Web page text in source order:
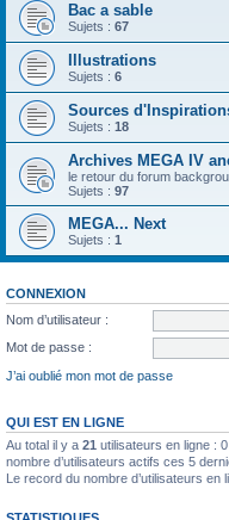
Bac a sable
Sujets : 67
Illustrations
Sujets : 6
Sources
Sujets : 18
Archives MEGA IV
le retour du forum
Sujets : 97
MEGA... Next
Sujets : 1
CONNEXION
Nom d’utilisateur :
Mot de passe :
J’ai oublié mon mot de passe
QUI EST EN LIGNE
Au total il y a 21 utilisateurs en ligne :
nombre d’utilisateurs actifs ces 5
Le record du nombre d’utilisateurs en
STATISTIQUES